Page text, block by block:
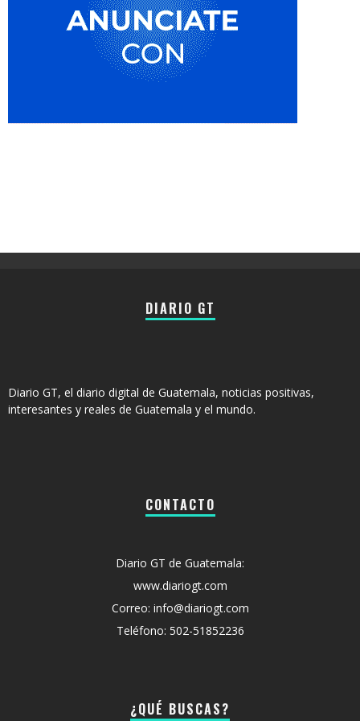
DIARIO GT
Diario GT, el diario digital de Guatemala, noticias positivas,
interesantes y reales de Guatemala y el mundo.
CONTACTO
Diario GT de Guatemala:
www.diariogt.com
Correo: info@diariogt.com
Teléfono: 502-51852236
¿QUÉ BUSCAS?